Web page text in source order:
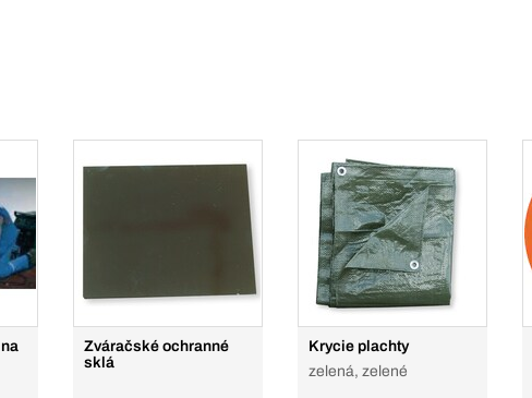
Zváračské ochranné
sklá
Krycie plachty
zelená, zelené